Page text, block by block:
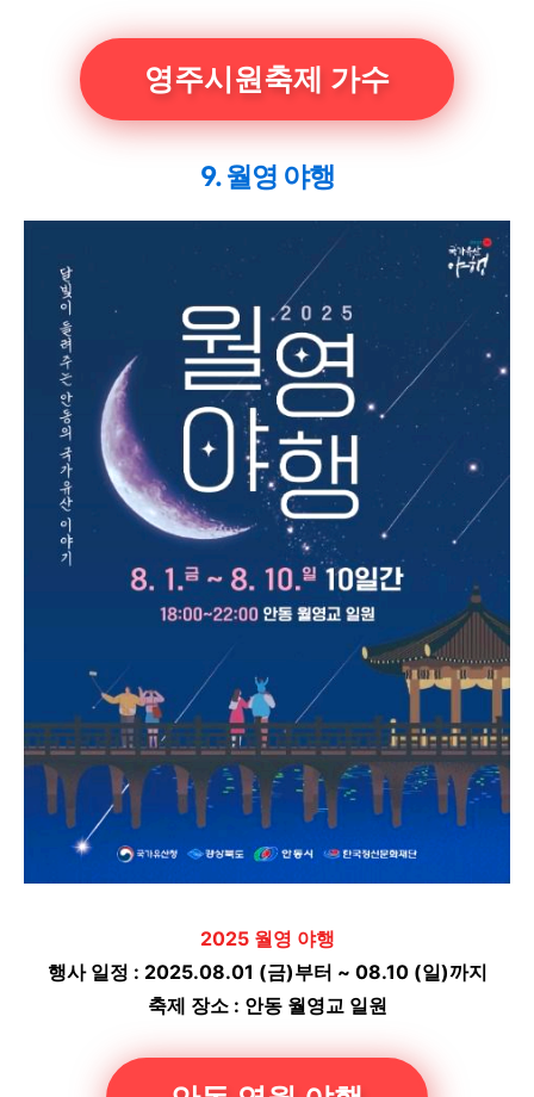
영주시원축제 가수
9. 월영 야행
2025 월영 야행
행사 일정 : 2025.08.01 (금)부터 ~ 08.10 (일)까지
축제 장소 : 안동 월영교 일원